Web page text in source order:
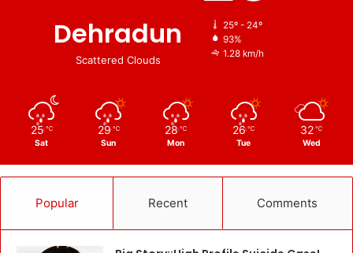
Dehradun
Scattered Clouds
25º - 24º
93%
1.28 km/h
25 ℃
Sat
29 ℃
Sun
28 ℃
Mon
26 ℃
Tue
32 ℃
Wed
Popular Recent Comments